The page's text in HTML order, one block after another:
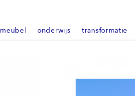
meubel onderwijs transformatie